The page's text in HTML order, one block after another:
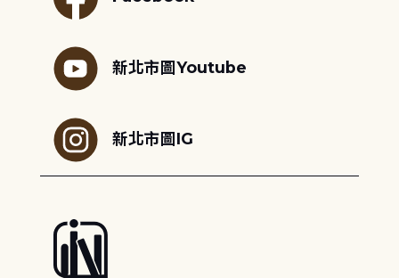
新北市圖Youtube
新北市圖IG